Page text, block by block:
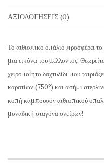
Στερλίνα
OPR112
ποσότητα
ΑΞΙΟΛΟΓΉΣΕΙΣ (0)
Το αιθιοπικό οπάλιο προσφέρει
μια εικόνα του μέλλοντος;
χειροποίητο δαχτυλίδι που
καρατίων (750°) και ασήμι
κοπή καμπουσόν αιθιοπικού
μοναδική σταγόνα ονείρων!